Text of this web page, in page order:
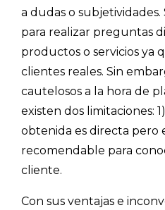
a dudas o
para realizar preguntas
productos o servicios ya
clientes reales. Sin
cautelosos a la hora de
existen dos limitaciones:
obtenida es directa pero
recomendable para
cliente.
Con sus ventajas e